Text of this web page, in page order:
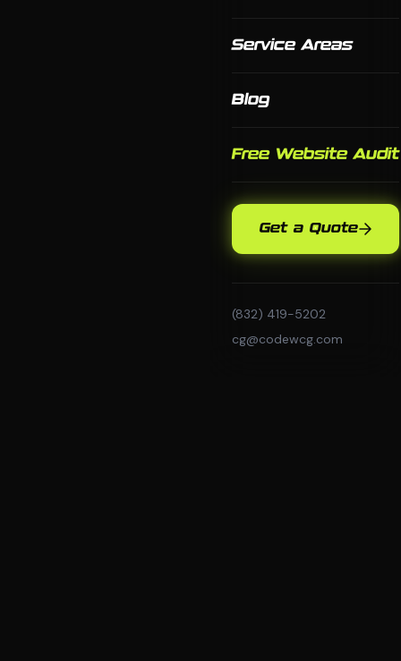
Service Areas
Blog
Free Website Audit
Get a Quote
(832) 419-5202
cg@codewcg.com